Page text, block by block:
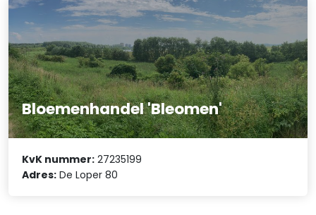
Bloemenhandel 'Bleomen'
KvK nummer: 27235199
Adres: De Loper 80